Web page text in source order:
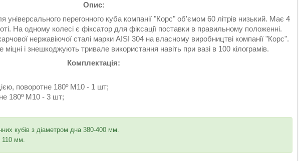
Опис:
перегонного куба компанії "Корс" об'ємом 60 літрів низький. Має 4
На одному колесі є фіксатор для фіксації поставки в правильному положенні.
нержавіючої сталі марки AISI 304 на власному виробництві компанії "Корс".
і знешкоджують тривале використання навіть при вазі в 100 кілограмів.
Комплектація:
поворотне 180º М10 - 1 шт;
180º М10 - 3 шт;
кубів з діаметром дна 380-400 мм.
110 мм.